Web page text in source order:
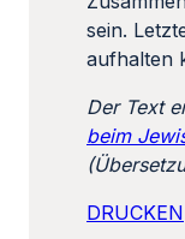
sein.
aufhalten
Der Text
beim
DRUCKEN